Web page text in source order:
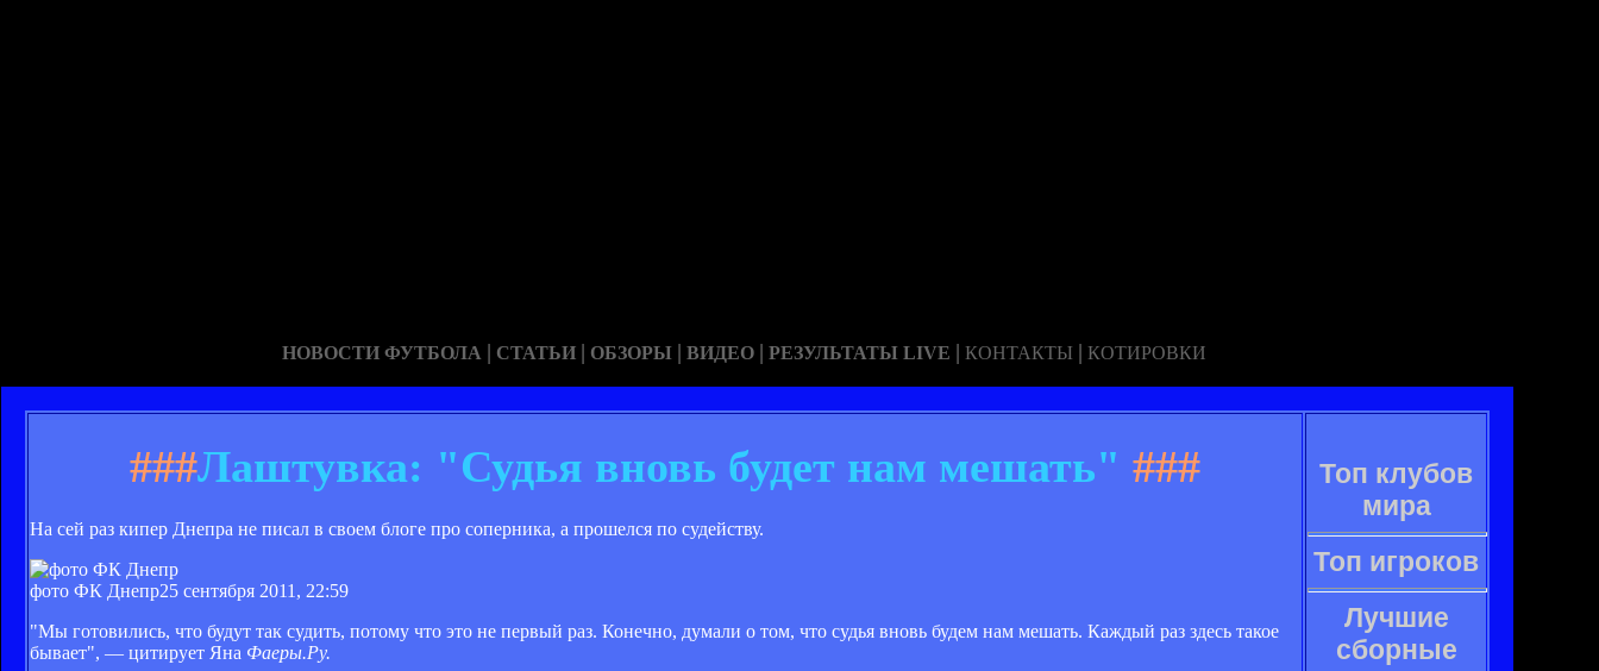
НОВОСТИ ФУТБОЛА | СТАТЬИ | ОБЗОРЫ | ВИДЕО | РЕЗУЛЬТАТЫ LIVE | КОНТАКТЫ | КОТИРОВКИ
###Лаштувка: "Судья вновь будет нам мешать" ###
На сей раз кипер Днепра не писал в своем блоге про соперника, а прошелся по судейству.
фото ФК Днепр25 сентября 2011, 22:59
"Мы готовились, что будут так судить, потому что это не первый раз. Конечно, думали о том, что судья вновь будем нам мешать. Каждый раз здесь такое
бывает", — цитирует Яна Фаеры.Ру.
Топ клубов
мира
Топ игроков
Лучшие
сборные